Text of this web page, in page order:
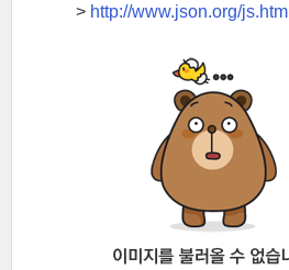
> http://www.json.org/js.html